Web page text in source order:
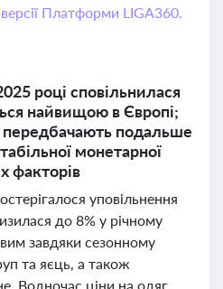
Платформи LIGA360.
році сповільнилася
найвищою в Європі;
передбачають подальше
монетарної
факторів
уповільнення
до 8% у річному
завдяки сезонному
та яєць, а також
Водночас ціни на одяг,